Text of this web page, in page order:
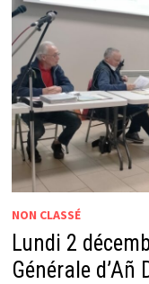
NON CLASSÉ
Lundi 2
Générale d’Añ